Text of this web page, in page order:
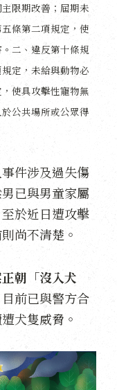
限期改善；屆期未
條第二項規定，使
二、違反第十條規
定，未給與動物必
使具攻擊性寵物無
公共場所或公眾得
件涉及過失傷
已與男童家屬
於近日遭攻擊
尚不清楚。
朝「沒入犬
目前已與警方合
犬隻威脅。